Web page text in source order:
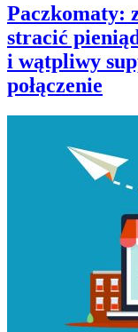
Paczkomaty:
stracić
i wątpliwy
połączenie